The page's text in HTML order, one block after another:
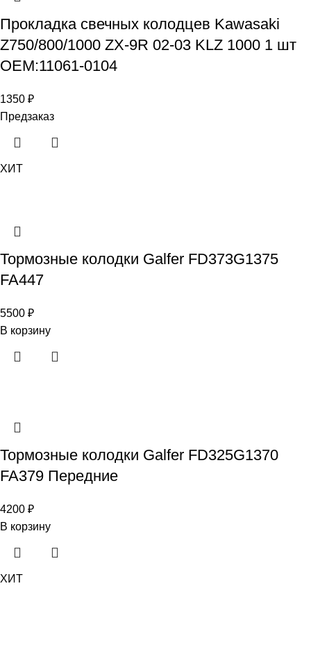
Прокладка свечных колодцев Kawasaki
Z750/800/1000 ZX-9R 02-03 KLZ 1000 1 шт
OEM:11061-0104
1350 ₽
Предзаказ
ХИТ
Тормозные колодки Galfer FD373G1375
FA447
5500 ₽
В корзину
Тормозные колодки Galfer FD325G1370
FA379 Передние
4200 ₽
В корзину
ХИТ